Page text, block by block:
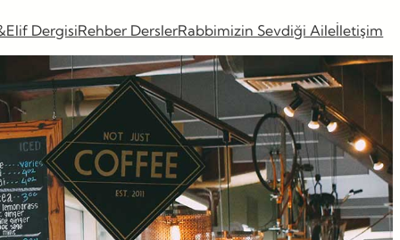
DergisiRehber DerslerRabbimizin Sevdiği Aileİletişim